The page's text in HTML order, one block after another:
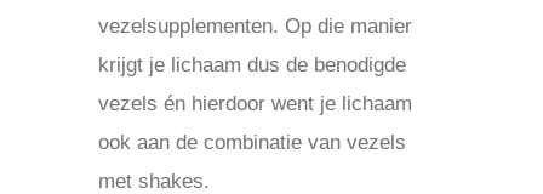
vezelsupplementen. Op die manier
krijgt je lichaam dus de benodigde
vezels én hierdoor went je lichaam
ook aan de combinatie van vezels
met shakes.